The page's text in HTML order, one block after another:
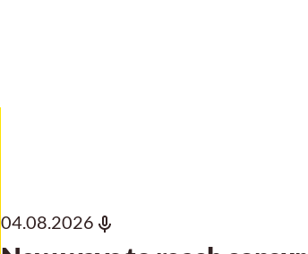
04.08.2026